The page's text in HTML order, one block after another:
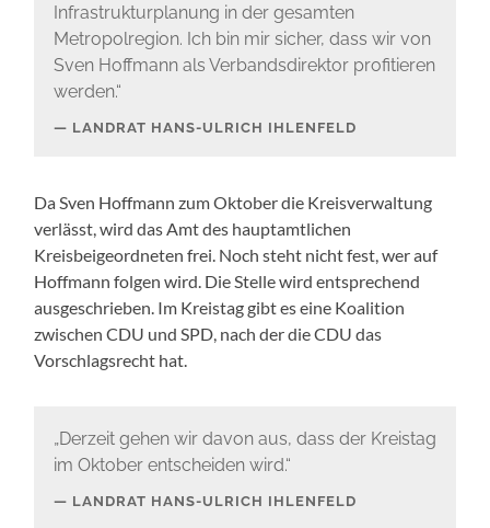
Infrastrukturplanung in der gesamten
Metropolregion. Ich bin mir sicher, dass wir von
Sven Hoffmann als Verbandsdirektor profitieren
werden.“
LANDRAT HANS-ULRICH IHLENFELD
Da Sven Hoffmann zum Oktober die Kreisverwaltung
verlässt, wird das Amt des hauptamtlichen
Kreisbeigeordneten frei. Noch steht nicht fest, wer auf
Hoffmann folgen wird. Die Stelle wird entsprechend
ausgeschrieben. Im Kreistag gibt es eine Koalition
zwischen CDU und SPD, nach der die CDU das
Vorschlagsrecht hat.
„Derzeit gehen wir davon aus, dass der Kreistag
im Oktober entscheiden wird.“
LANDRAT HANS-ULRICH IHLENFELD